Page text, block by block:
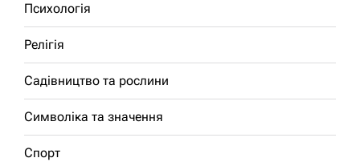
Психологія
Релігія
Садівництво та рослини
Символіка та значення
Спорт